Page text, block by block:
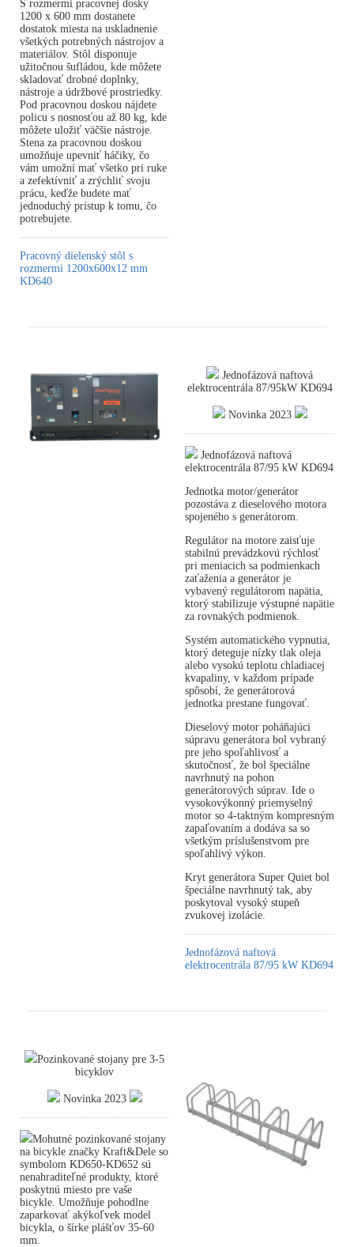
S rozmermi pracovnej dosky
1200 x 600 mm dostanete
dostatok miesta na uskladnenie
všetkých potrebných nástrojov a
materiálov. Stôl disponuje
užitočnou šufládou, kde môžete
skladovať drobné doplnky,
nástroje a údržbové prostriedky.
Pod pracovnou doskou nájdete
policu s nosnosťou až 80 kg, kde
môžete uložiť väčšie nástroje.
Stena za pracovnou doskou
umožňuje upevniť háčiky, čo
vám umožní mať všetko pri ruke
a zefektívniť a zrýchliť svoju
prácu, keďže budete mať
jednoduchý prístup k tomu, čo
potrebujete.
Pracovný dielenský stôl s
rozmermi 1200x600x12 mm
KD640
Jednofázová naftová
elektrocentrála 87/95kW KD694
Novinka 2023
Jednofázová naftová
elektrocentrála 87/95 kW KD694
Jednotka motor/generátor
pozostáva z dieselového motora
spojeného s generátorom.
Regulátor na motore zaisťuje
stabilnú prevádzkovú rýchlosť
pri meniacich sa podmienkach
zaťaženia a generátor je
vybavený regulátorom napätia,
ktorý stabilizuje výstupné napätie
za rovnakých podmienok.
Systém automatického vypnutia,
ktorý deteguje nízky tlak oleja
alebo vysokú teplotu chladiacej
kvapaliny, v každom prípade
spôsobí, že generátorová
jednotka prestane fungovať.
Dieselový motor poháňajúci
súpravu generátora bol vybraný
pre jeho spoľahlivosť a
skutočnosť, že bol špeciálne
navrhnutý na pohon
generátorových súprav. Ide o
vysokovýkonný priemyselný
motor so 4-taktným kompresným
zapaľovaním a dodáva sa so
všetkým príslušenstvom pre
spoľahlivý výkon.
Kryt generátora Super Quiet bol
špeciálne navrhnutý tak, aby
poskytoval vysoký stupeň
zvukovej izolácie.
Jednofázová naftová
elektrocentrála 87/95 kW KD694
Pozinkované stojany pre 3-5
bicyklov
Novinka 2023
Mohutné pozinkované stojany
na bicykle značky Kraft&Dele so
symbolom KD650-KD652 sú
nenahraditeľné produkty, ktoré
poskytnú miesto pre vaše
bicykle. Umožňuje pohodlne
zaparkovať akýkoľvek model
bicykla, o šírke plášťov 35-60
mm.